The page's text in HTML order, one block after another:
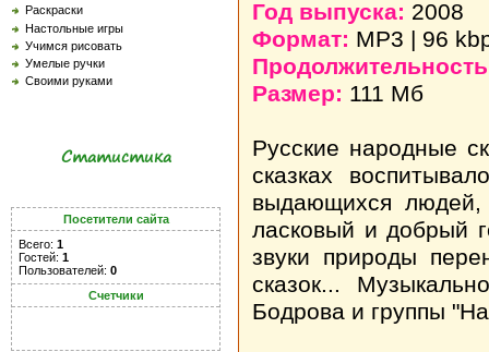
Раскраски
Настольные игры
Учимся рисовать
Умелые ручки
Своими руками
Статистика
Посетители сайта
Всего: 1
Гостей: 1
Пользователей: 0
Счетчики
Год выпуска: 2008
Формат: MP3 | 96
Размер: 111 Мб
Русские народные
сказках
выдающихся людей,
ласковый и добрый
звуки природы
сказок...
Бодрова и группы